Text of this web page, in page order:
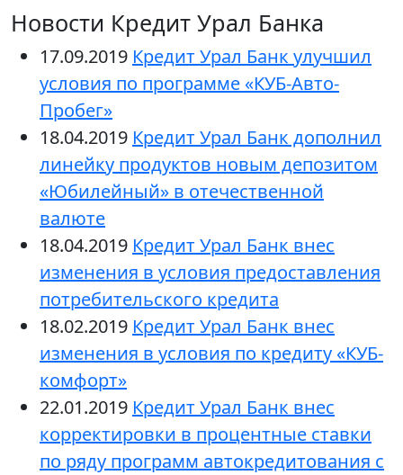
Новости Кредит Урал Банка
17.09.2019 Кредит Урал Банк улучшил
условия по программе «КУБ-Авто-
Пробег»
18.04.2019 Кредит Урал Банк дополнил
линейку продуктов новым депозитом
«Юбилейный» в отечественной
валюте
18.04.2019 Кредит Урал Банк внес
изменения в условия предоставления
потребительского кредита
18.02.2019 Кредит Урал Банк внес
изменения в условия по кредиту «КУБ-
комфорт»
22.01.2019 Кредит Урал Банк внес
корректировки в процентные ставки
по ряду программ автокредитования с